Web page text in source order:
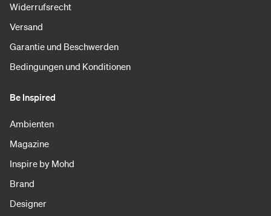
Widerrufsrecht
Versand
Garantie und Beschwerden
Bedingungen und Konditionen
Be Inspired
Ambienten
Magazine
Inspire by Mohd
Brand
Designer